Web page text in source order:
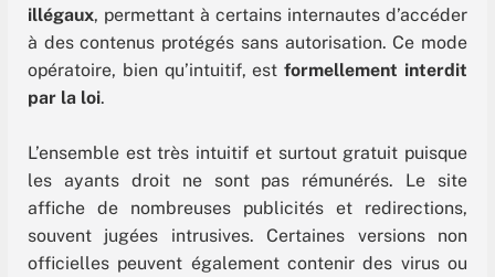
illégaux, permettant à certains internautes d’accéder
à des contenus protégés sans autorisation. Ce mode
opératoire, bien qu’intuitif, estformellement interdit
par la loi.
L’ensemble est très intuitif et surtout gratuit puisque
les ayants droit ne sont pas rémunérés. Le site
affiche de nombreuses publicités et redirections,
souvent jugées intrusives. Certaines versions non
officielles peuvent également contenir des virus ou